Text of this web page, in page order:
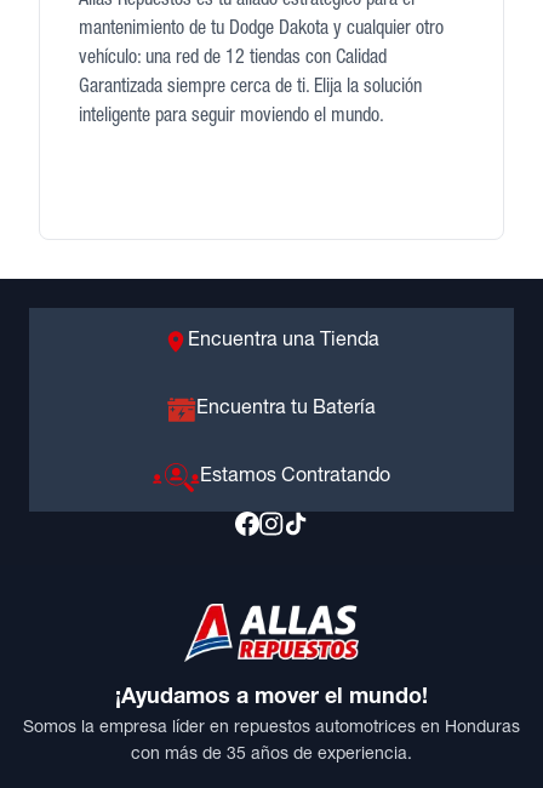
mantenimiento de tu Dodge Dakota y cualquier otro
vehículo: una red de 12 tiendas con Calidad
Garantizada siempre cerca de ti. Elija la solución
inteligente para seguir moviendo el mundo.
Encuentra una Tienda
Encuentra tu Batería
Estamos Contratando
¡Ayudamos a mover el mundo!
Somos la empresa líder en repuestos automotrices en Honduras
con más de 35 años de experiencia.